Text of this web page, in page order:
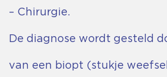
– Chirurgie.
De diagnose wordt gesteld
van een biopt (stukje